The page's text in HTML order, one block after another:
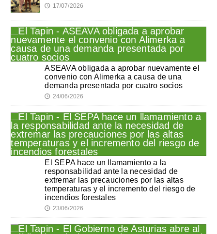
🕔 17/07/2026
ASEAVA obligada a aprobar nuevamente el
convenio con Alimerka a causa de una
demanda presentada por cuatro socios
🕔 24/06/2026
El SEPA hace un llamamiento a la
responsabilidad ante la necesidad de
extremar las precauciones por las altas
temperaturas y el incremento del riesgo de
incendios forestales
🕔 23/06/2026